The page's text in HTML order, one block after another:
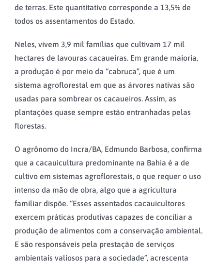
de terras. Este quantitativo corresponde a 13,5% de
todos os assentamentos do Estado.
Neles, vivem 3,9 mil famílias que cultivam 17 mil
hectares de lavouras cacaueiras. Em grande maioria,
a produção é por meio da “cabruca”, que é um
sistema agroflorestal em que as árvores nativas são
usadas para sombrear os cacaueiros. Assim, as
plantações quase sempre estão entranhadas pelas
florestas.
O agrônomo do Incra/BA, Edmundo Barbosa, confirma
que a cacauicultura predominante na Bahia é a de
cultivo em sistemas agroflorestais, o que requer o uso
intenso da mão de obra, algo que a agricultura
familiar dispõe. “Esses assentados cacauicultores
exercem práticas produtivas capazes de conciliar a
produção de alimentos com a conservação ambiental.
E são responsáveis pela prestação de serviços
ambientais valiosos para a sociedade”, acrescenta